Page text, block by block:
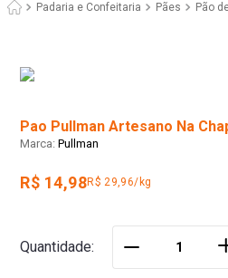
Padaria e Confeitaria Pães Pão
Pao Pullman Artesano Na
Pullman
R$ 14,98R$ 29,96/kg
Quantidade